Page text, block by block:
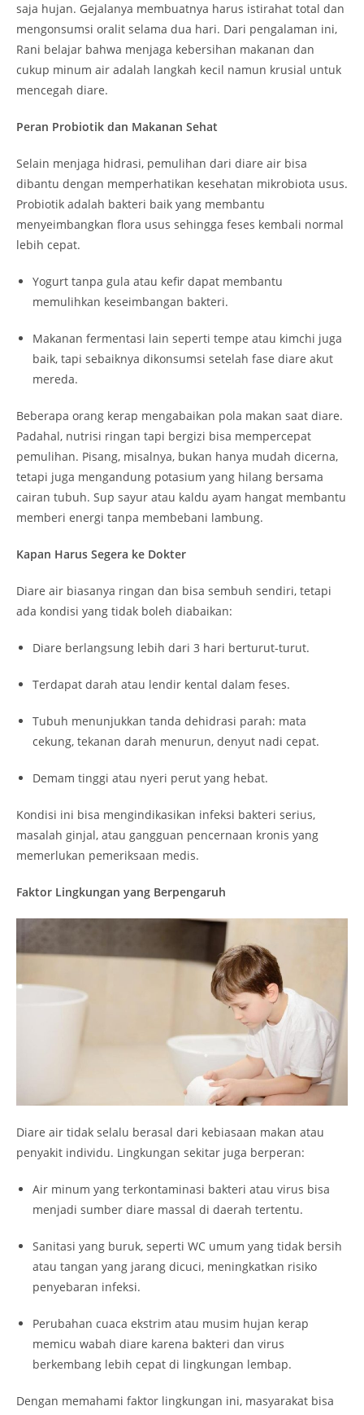
saja hujan. Gejalanya membuatnya harus istirahat total dan
mengonsumsi oralit selama dua hari. Dari pengalaman ini,
Rani belajar bahwa menjaga kebersihan makanan dan
cukup minum air adalah langkah kecil namun krusial untuk
mencegah diare.
Peran Probiotik dan Makanan Sehat
Selain menjaga hidrasi, pemulihan dari diare air bisa
dibantu dengan memperhatikan kesehatan mikrobiota usus.
Probiotik adalah bakteri baik yang membantu
menyeimbangkan flora usus sehingga feses kembali normal
lebih cepat.
Yogurt tanpa gula atau kefir dapat membantu
memulihkan keseimbangan bakteri.
Makanan fermentasi lain seperti tempe atau kimchi juga
baik, tapi sebaiknya dikonsumsi setelah fase diare akut
mereda.
Beberapa orang kerap mengabaikan pola makan saat diare.
Padahal, nutrisi ringan tapi bergizi bisa mempercepat
pemulihan. Pisang, misalnya, bukan hanya mudah dicerna,
tetapi juga mengandung potasium yang hilang bersama
cairan tubuh. Sup sayur atau kaldu ayam hangat membantu
memberi energi tanpa membebani lambung.
Kapan Harus Segera ke Dokter
Diare air biasanya ringan dan bisa sembuh sendiri, tetapi
ada kondisi yang tidak boleh diabaikan:
Diare berlangsung lebih dari 3 hari berturut-turut.
Terdapat darah atau lendir kental dalam feses.
Tubuh menunjukkan tanda dehidrasi parah: mata
cekung, tekanan darah menurun, denyut nadi cepat.
Demam tinggi atau nyeri perut yang hebat.
Kondisi ini bisa mengindikasikan infeksi bakteri serius,
masalah ginjal, atau gangguan pencernaan kronis yang
memerlukan pemeriksaan medis.
Faktor Lingkungan yang Berpengaruh
Diare air tidak selalu berasal dari kebiasaan makan atau
penyakit individu. Lingkungan sekitar juga berperan:
Air minum yang terkontaminasi bakteri atau virus bisa
menjadi sumber diare massal di daerah tertentu.
Sanitasi yang buruk, seperti WC umum yang tidak bersih
atau tangan yang jarang dicuci, meningkatkan risiko
penyebaran infeksi.
Perubahan cuaca ekstrim atau musim hujan kerap
memicu wabah diare karena bakteri dan virus
berkembang lebih cepat di lingkungan lembap.
Dengan memahami faktor lingkungan ini, masyarakat bisa